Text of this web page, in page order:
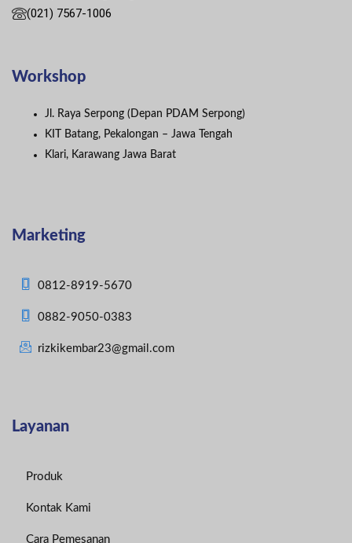
(021) 7567-1006
Workshop
Jl. Raya Serpong (Depan PDAM Serpong)
KIT Batang, Pekalongan – Jawa Tengah
Klari, Karawang Jawa Barat
Marketing
0812-8919-5670
0882-9050-0383
rizkikembar23@gmail.com
Layanan
Produk
Kontak Kami
Cara Pemesanan